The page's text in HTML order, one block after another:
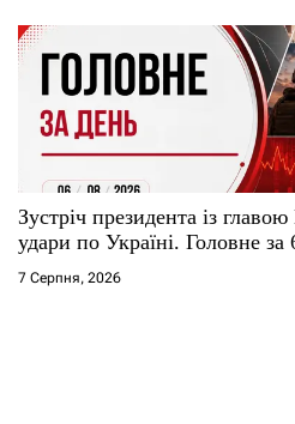
Зустріч президента із
удари по Україні. Головне за
7 Серпня, 2026